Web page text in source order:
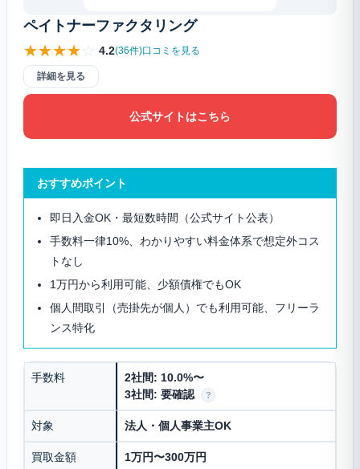
ペイトナーファクタリング
★★★★☆ 4.2(36件)口コミを見る
詳細を見る
公式サイトはこちら
おすすめポイント
即日入金OK・最短数時間（公式サイト公表）
手数料一律10%、わかりやすい料金体系で想定外コス
トなし
1万円から利用可能、少額債権でもOK
個人間取引（売掛先が個人）でも利用可能、フリーラ
ンス特化
手数料
2社間: 10.0%〜
3社間: 要確認
?
対象 法人・個人事業主OK
買取金額 1万円〜300万円